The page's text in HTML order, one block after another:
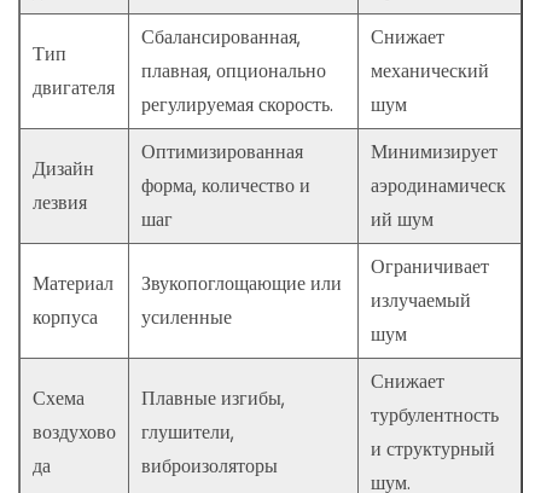
Тип
двигателя
Сбалансированная,
плавная, опционально
регулируемая скорость.
Снижает
механический
шум
Дизайн
лезвия
Оптимизированная
форма, количество и
шаг
Минимизирует
аэродинамическ
ий шум
Материал
корпуса
Звукопоглощающие или
усиленные
Ограничивает
излучаемый
шум
Схема
воздухово
да
Плавные изгибы,
глушители,
виброизоляторы
Снижает
турбулентность
и структурный
шум.